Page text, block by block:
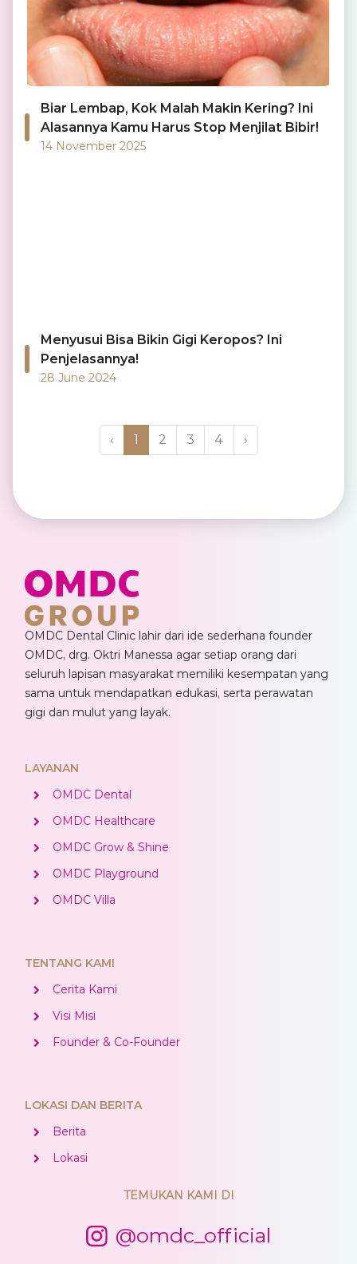
Biar Lembap, Kok Malah Makin Kering? Ini
Alasannya Kamu Harus Stop Menjilat Bibir!
14 November 2025
Menyusui Bisa Bikin Gigi Keropos? Ini
Penjelasannya!
28 June 2024
‹ 1 2 3 4 ›
OMDC Dental Clinic lahir dari ide sederhana founder
OMDC, drg. Oktri Manessa agar setiap orang dari
seluruh lapisan masyarakat memiliki kesempatan yang
sama untuk mendapatkan edukasi, serta perawatan
gigi dan mulut yang layak.
LAYANAN
OMDC Dental
OMDC Healthcare
OMDC Grow & Shine
OMDC Playground
OMDC Villa
TENTANG KAMI
Cerita Kami
Visi Misi
Founder & Co-Founder
LOKASI DAN BERITA
Berita
Lokasi
TEMUKAN KAMI DI
@omdc_official